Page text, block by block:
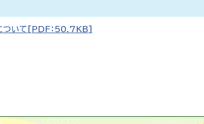
ついて[PDF：50.7KB]